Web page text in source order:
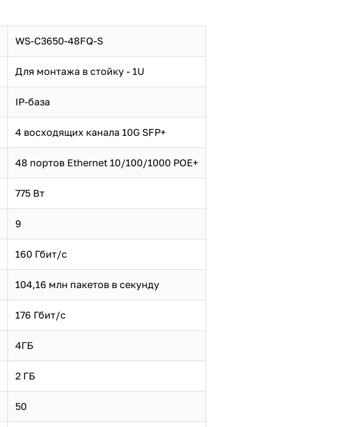
WS-C3650-48FQ-S
Для монтажа в стойку - 1U
IP-база
4 восходящих канала 10G SFP+
48 портов Ethernet 10/100/1000 POE+
775 Вт
9
160 Гбит/с
104,16 млн пакетов в секунду
176 Гбит/с
4ГБ
2 ГБ
50